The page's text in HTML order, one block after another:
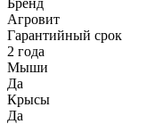
Агровит
Гарантийный срок
2 года
Мыши
Да
Крысы
Да